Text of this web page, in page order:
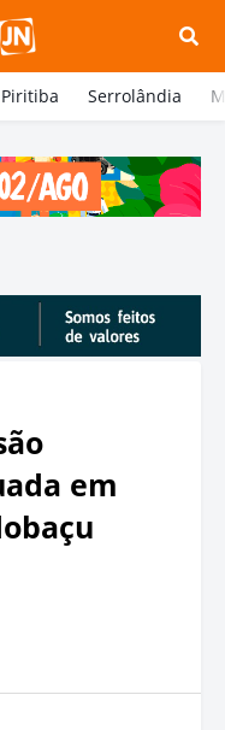
Piritiba Serrolândia
em